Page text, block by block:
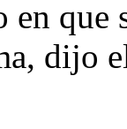
en
dijo